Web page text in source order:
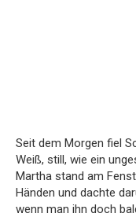
Seit dem Morgen fiel
Weiß, still, wie ein
Martha stand am
Händen und dachte
wenn man ihn doch